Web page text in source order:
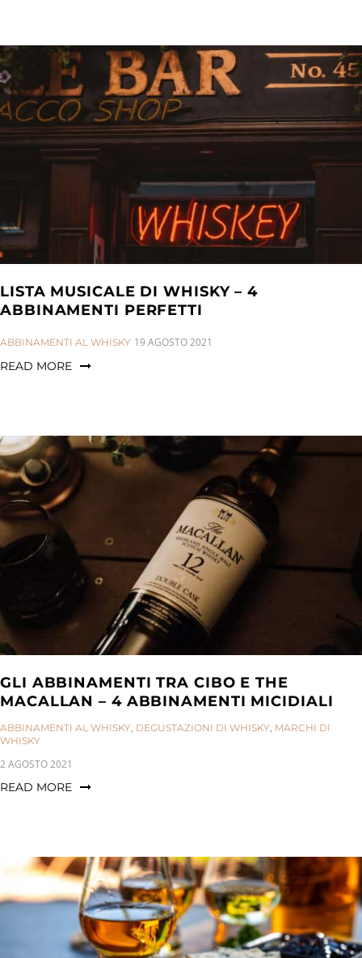
LISTA MUSICALE DI WHISKY – 4
ABBINAMENTI PERFETTI
CATEGORIES:
ABBINAMENTI AL WHISKY 19 AGOSTO 2021
READ MORE
GLI ABBINAMENTI TRA CIBO E THE
MACALLAN – 4 ABBINAMENTI MICIDIALI
CATEGORIES:
ABBINAMENTI AL WHISKY DEGUSTAZIONI DI WHISKY MARCHI DI
WHISKY
2 AGOSTO 2021
READ MORE